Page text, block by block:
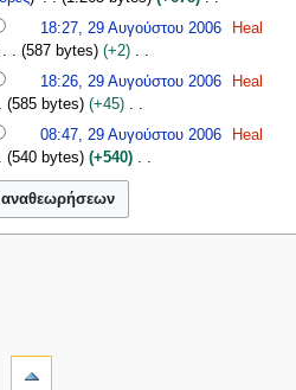
18:27, 29 Αυγούστου 2006
Heal
587 bytes
+2
18:26, 29 Αυγούστου 2006
Heal
585 bytes
+45
08:47, 29 Αυγούστου 2006
Heal
540 bytes
+540